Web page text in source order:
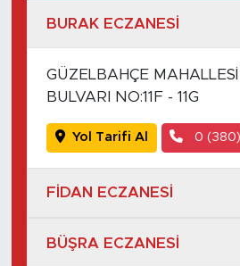
BURAK ECZANESİ
GÜZELBAHÇE
BULVARI NO:11F - 11G
Yol Tarifi Al 0 (380)
FİDAN ECZANESİ
BÜŞRA ECZANESİ